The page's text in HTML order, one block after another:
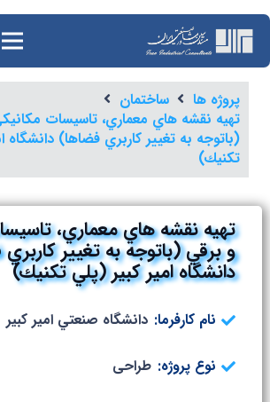
پروژه ها
ساختمان
تهيه نقشه هاي معماري، تاسيسات
(باتوجه به تغيير كاربري فضاها) دانشگاه
تكنيك)
تهيه نقشه هاي معماري،
و برقي (باتوجه به تغيير
دانشگاه امیر کبیر (پلي تكنيك)
نام کارفرما: دانشگاه صنعتي امير كبير
نوع پروژه: طراحی